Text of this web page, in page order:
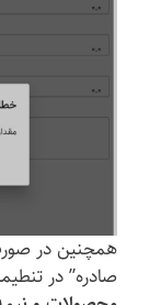
همچنین در
صادره” در